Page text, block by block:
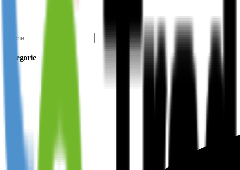
Kategorie